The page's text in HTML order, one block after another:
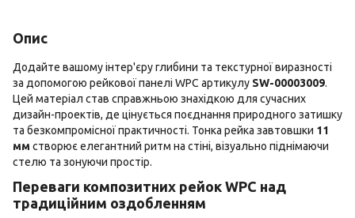
Опис
Додайте вашому інтер'єру глибини та текстурної виразності
за допомогою рейкової панелі WPC артикулу SW-00003009.
Цей матеріал став справжньою знахідкою для сучасних
дизайн-проектів, де цінується поєднання природного затишку
та безкомпромісної практичності. Тонка рейка завтовшки 11
мм створює елегантний ритм на стіні, візуально піднімаючи
стелю та зонуючи простір.
Переваги композитних рейок WPC над
традиційним оздобленням